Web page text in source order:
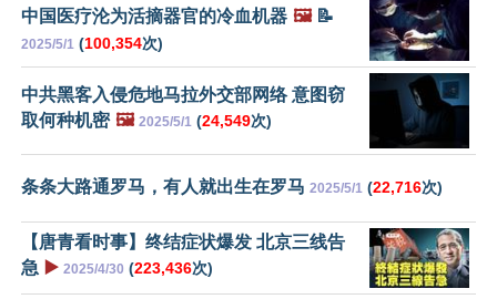
中国医疗沦为活摘器官的冷血机器 🖼️📝
2025/5/1 (100,354次)
中共黑客入侵危地马拉外交部网络 意图窃
取何种机密 🖼️ 2025/5/1 (24,549次)
条条大路通罗马，有人就出生在罗马 2025/5/1 (22,716次)
【唐青看时事】终结症状爆发 北京三线告
急 ▶️ 2025/4/30 (223,436次)